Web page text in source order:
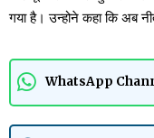
गया है। उन्होने कहा कि अब
WhatsApp